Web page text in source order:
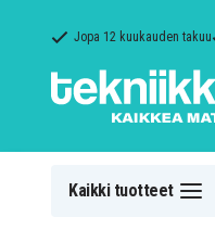
Jopa 12 kuukauden takuu
Kaikki tuotteet